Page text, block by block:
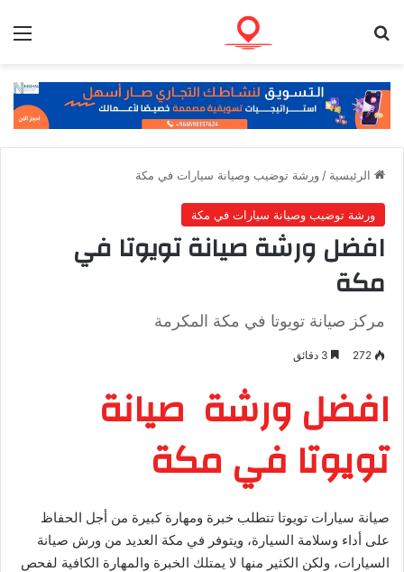
الرئيسية / ورشة توضيب وصيانة سيارات في مكة
ورشة توضيب وصيانة سيارات في مكة
افضل ورشة صيانة تويوتا في
مكة
مركز صيانة تويوتا في مكة المكرمة
272
افضل ورشة صيانة
تويوتا في مكة
صيانة سيارات تويوتا تتطلب خبرة ومهارة كبيرة من أجل الحفاظ
على أداء وسلامة السيارة، ويتوفر في مكة العديد من ورش صيانة
السيارات، ولكن الكثير منها لا يمتلك الخبرة والمهارة الكافية لفحص